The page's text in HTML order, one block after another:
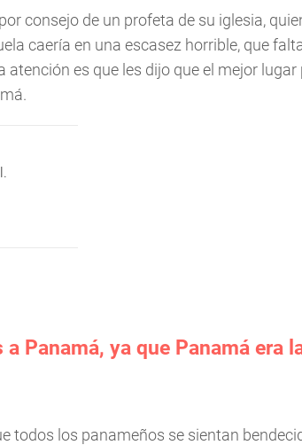
consejo de un profeta de su iglesia,
caería en una escasez horrible, que
es que les dijo que el mejor lugar
Panamá, ya que Panamá era
todos los panameños se sientan